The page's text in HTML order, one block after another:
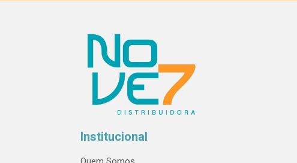
Institucional